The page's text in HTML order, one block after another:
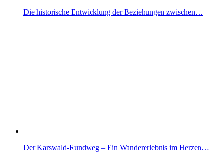
Die historische Entwicklung der Beziehungen zwischen…
Der Karswald-Rundweg – Ein Wandererlebnis im Herzen…